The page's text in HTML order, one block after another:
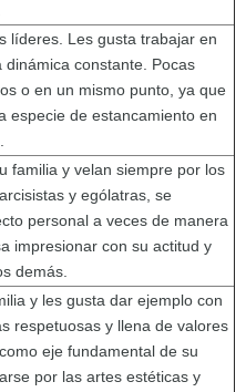
líderes. Les gusta trabajar en
constante. Pocas
o en un mismo punto, ya que
especie de estancamiento en
familia y velan siempre por los
y ególatras, se
personal a veces de manera
impresionar con su actitud y
demás.
y les gusta dar ejemplo con
respetuosas y llena de valores
eje fundamental de su
por las artes estéticas y